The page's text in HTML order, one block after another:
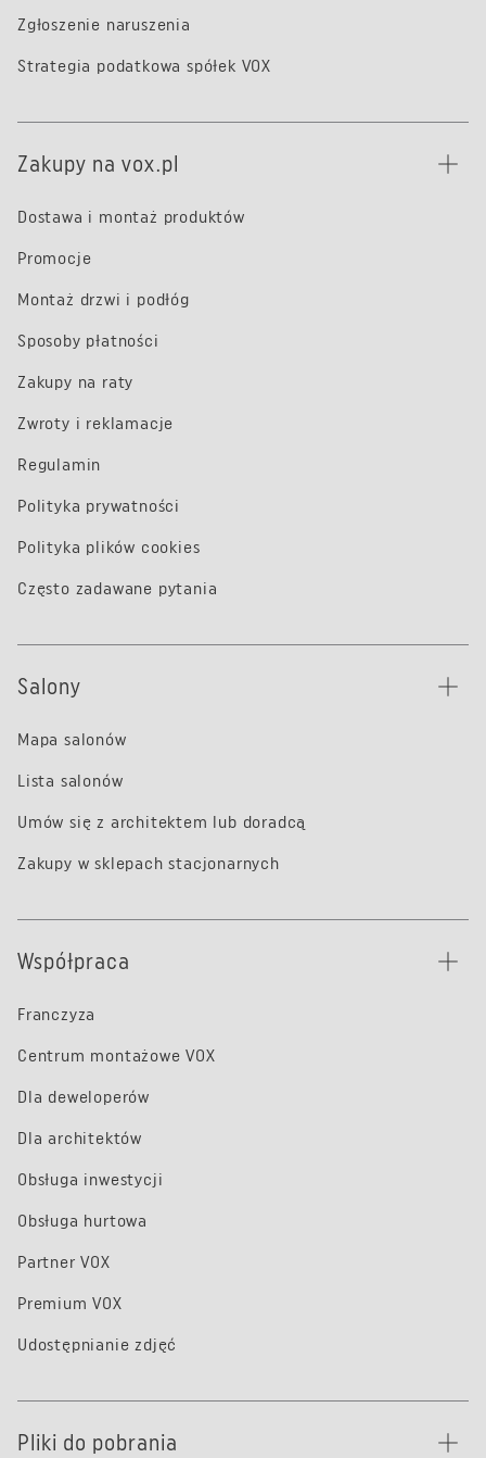
Zgłoszenie naruszenia
Strategia podatkowa spółek VOX
Zakupy na vox.pl
Dostawa i montaż produktów
Promocje
Montaż drzwi i podłóg
Sposoby płatności
Zakupy na raty
Zwroty i reklamacje
Regulamin
Polityka prywatności
Polityka plików cookies
Często zadawane pytania
Salony
Mapa salonów
Lista salonów
Umów się z architektem lub doradcą
Zakupy w sklepach stacjonarnych
Współpraca
Franczyza
Centrum montażowe VOX
Dla deweloperów
Dla architektów
Obsługa inwestycji
Obsługa hurtowa
Partner VOX
Premium VOX
Udostępnianie zdjęć
Pliki do pobrania